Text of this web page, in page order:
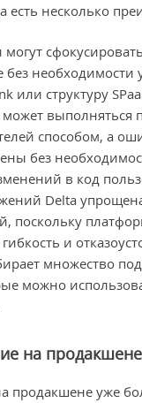
есть несколько
без необходимости
или структуру
выполняться
способом, а
без
в код
Delta
поскольку
и
множество
можно
на продакшене
продакшене уже